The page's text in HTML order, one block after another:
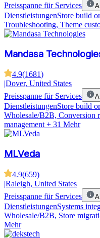
Preisspanne für Services
DienstleistungenStore build
Troubleshooting, Theme
Mandasa
4.9(1681)
|Dover, United States
Preisspanne für Services
DienstleistungenStore build
Wholesale/B2B, Conversion
management + 31 Mehr
MLVeda
4.9(659)
|Raleigh, United States
Preisspanne für Services
DienstleistungenSystems
Wholesale/B2B, Store
Mehr